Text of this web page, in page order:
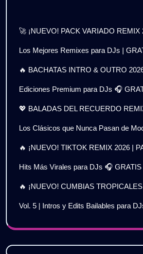
🚀 ¡NUEVO! PACK VARIADO REMIX
Los Mejores Remixes para DJs |
🔥 BACHATAS INTRO & OUTRO
Ediciones Premium para DJs 🎧
💖 BALADAS DEL RECUERDO
Los Clásicos que Nunca Pasan de
🔥 ¡NUEVO! TIKTOK REMIX 2026 |
Hits Más Virales para DJs 🎧 GRATIS
🔥 ¡NUEVO! CUMBIAS
Vol. 5 | Intros y Edits Bailables para